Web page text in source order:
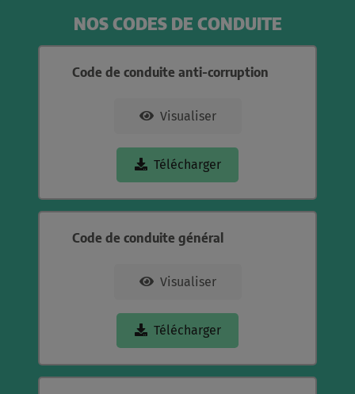
NOS CODES DE CONDUITE
Code de conduite anti-corruption
Visualiser
Télécharger
Code de conduite général
Visualiser
Télécharger